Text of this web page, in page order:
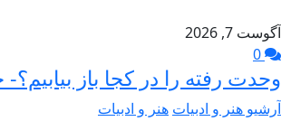
آگوست 7, 2026
وحدت رفته را در کجا باز
آرشیو هنر و ادبیات هنر و ادبیات